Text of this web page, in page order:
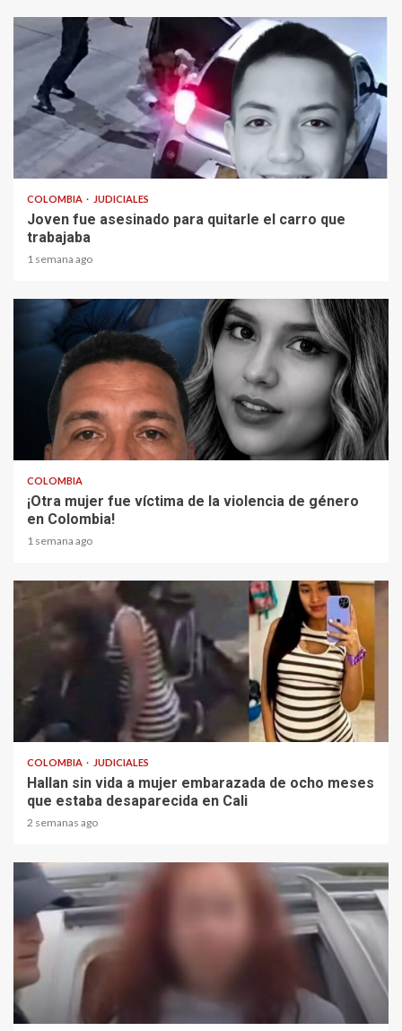
2 min read
COLOMBIA JUDICIALES
Joven fue asesinado para quitarle el carro que
trabajaba
1 semana ago
2 min read
COLOMBIA
¡Otra mujer fue víctima de la violencia de género
en Colombia!
1 semana ago
2 min read
COLOMBIA JUDICIALES
Hallan sin vida a mujer embarazada de ocho meses
que estaba desaparecida en Cali
2 semanas ago
1 min read